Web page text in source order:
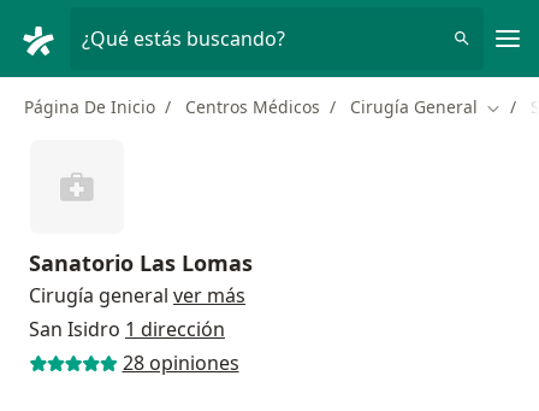
¿Qué estás buscando?
Página De Inicio Centros Médicos Cirugía General
Sanatorio Las Lomas
Cirugía general ver más
San Isidro 1 dirección
28 opiniones